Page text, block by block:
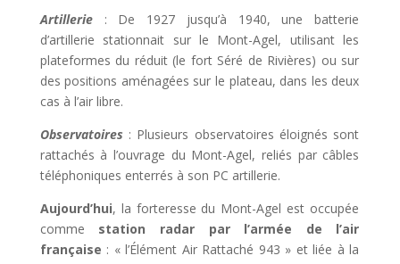
Artillerie
: De 1927 jusqu’à 1940, une batterie
d’artillerie stationnait sur le Mont-Agel, utilisant les
plateformes du réduit (le fort Séré de Rivières) ou sur
des positions aménagées sur le plateau, dans les deux
cas à l’air libre.
Observatoires : Plusieurs observatoires éloignés sont
rattachés à l’ouvrage du Mont-Agel, reliés par câbles
téléphoniques enterrés à son PC artillerie.
Aujourd’hui, la forteresse du Mont-Agel est occupée
comme station radar par l’armée de l’air
française : « l’Élément Air Rattaché 943 » et liée à la